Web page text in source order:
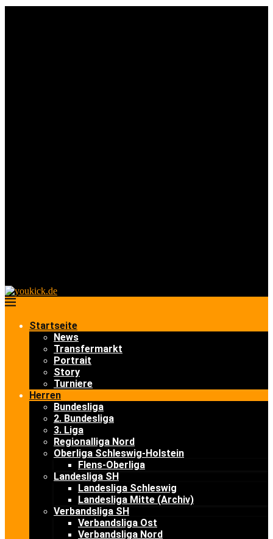
Startseite
News
Transfermarkt
Portrait
Story
Turniere
Herren
Bundesliga
2. Bundesliga
3. Liga
Regionalliga Nord
Oberliga Schleswig-Holstein
Flens-Oberliga
Landesliga SH
Landesliga Schleswig
Landesliga Mitte (Archiv)
Verbandsliga SH
Verbandsliga Ost
Verbandsliga Nord